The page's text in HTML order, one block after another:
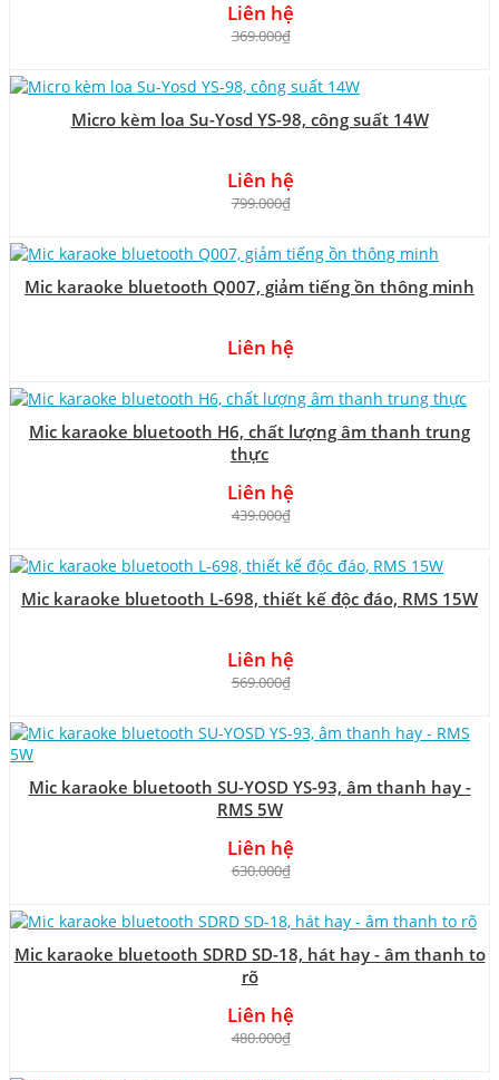
Liên hệ
369.000₫
Micro kèm loa Su-Yosd YS-98, công suất 14W
Liên hệ
799.000₫
Mic karaoke bluetooth Q007, giảm tiếng ồn thông minh
Liên hệ
Mic karaoke bluetooth H6, chất lượng âm thanh trung
thực
Liên hệ
439.000₫
Mic karaoke bluetooth L-698, thiết kế độc đáo, RMS 15W
Liên hệ
569.000₫
Mic karaoke bluetooth SU-YOSD YS-93, âm thanh hay -
RMS 5W
Liên hệ
630.000₫
Mic karaoke bluetooth SDRD SD-18, hát hay - âm thanh to
rõ
Liên hệ
480.000₫